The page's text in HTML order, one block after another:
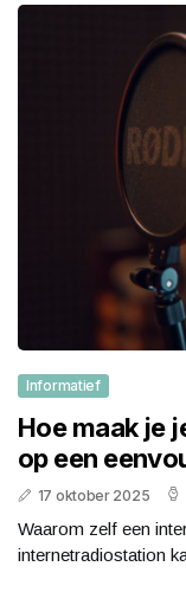
Informatief
Hoe maak je
op een
17 oktober 2025
Waarom zelf een
internetradiostation